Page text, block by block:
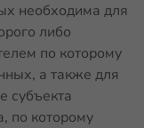
необходима для
либо
по которому
а также для
субъекта
по которому